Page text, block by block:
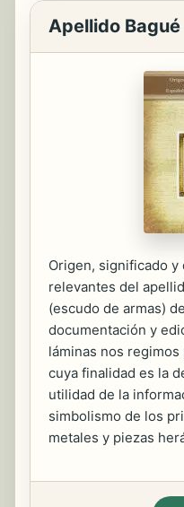
Apellido Bagué
Origen, significado
relevantes del
(escudo de armas)
documentación y
láminas nos
cuya finalidad es la
utilidad de la
simbolismo de los
metales y piezas